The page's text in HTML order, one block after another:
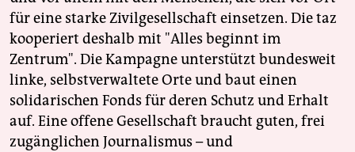
für eine starke Zivilgesellschaft einsetzen. Die taz
kooperiert deshalb mit "Alles beginnt im
Zentrum". Die Kampagne unterstützt bundesweit
linke, selbstverwaltete Orte und baut einen
solidarischen Fonds für deren Schutz und Erhalt
auf. Eine offene Gesellschaft braucht guten, frei
zugänglichen Journalismus – und